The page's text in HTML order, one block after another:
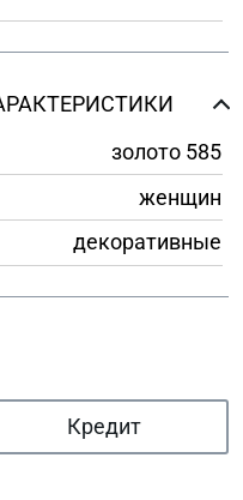
золото 585
женщин
декоративные
Кредит